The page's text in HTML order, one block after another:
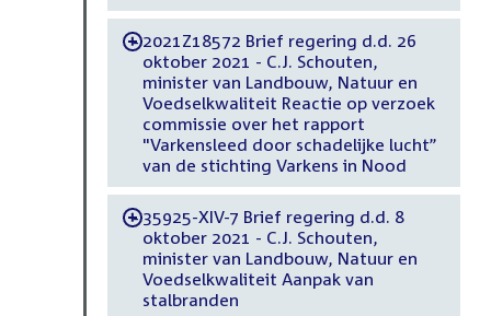
-2021Z18572 Brief regering d.d. 26
oktober 2021 - C.J. Schouten,
minister van Landbouw, Natuur en
Voedselkwaliteit Reactie op verzoek
commissie over het rapport
"Varkensleed door schadelijke lucht”
van de stichting Varkens in Nood
-35925-XIV-7 Brief regering d.d. 8
oktober 2021 - C.J. Schouten,
minister van Landbouw, Natuur en
Voedselkwaliteit Aanpak van
stalbranden